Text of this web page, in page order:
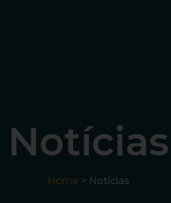
Notícias
Home > Notícias